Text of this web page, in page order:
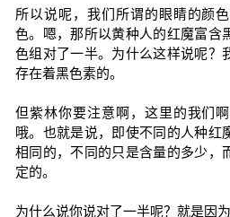
所以说呢，我们所谓的眼睛的颜
色。嗯，那所以黄种人的红魔富含
色组对了一半。为什么这样说呢？
存在着黑色素的。
但紫林你要注意啊，这里的我们
哦。也就是说，即使不同的人种红
相同的，不同的只是含量的多少，
定的。
为什么说你说对了一半呢？就是因